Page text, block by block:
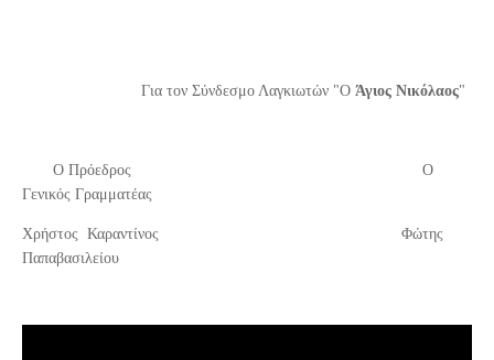
Για τον Σύνδεσμο Λαγκιωτών "Ο Άγιος Νικόλαος"
Ο Πρόεδρος Ο
Γενικός Γραμματέας
Χρήστος Καραντίνος Φώτης
Παπαβασιλείου